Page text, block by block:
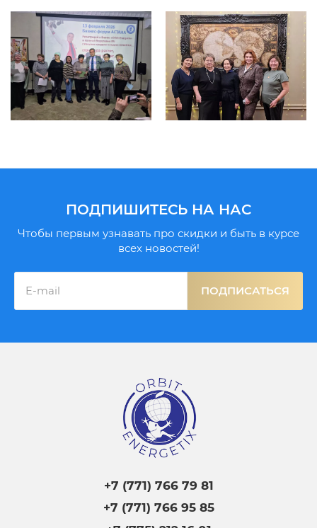
ПОДПИШИТЕСЬ НА НАС
Чтобы первым узнавать про скидки и быть в курсе
всех новостей!
ПОДПИСАТЬСЯ
+7 (771) 766 79 81
+7 (771) 766 95 85